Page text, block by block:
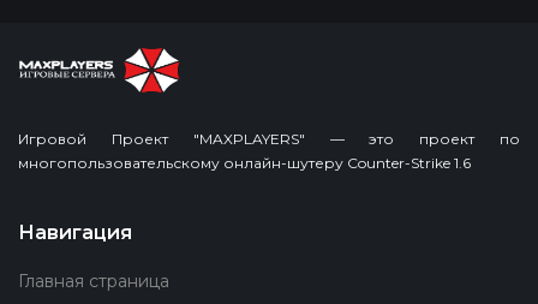
Игровой Проект "MAXPLAYERS" — это проект по
многопользовательскому онлайн-шутеру Counter-Strike 1.6
Навигация
Главная страница